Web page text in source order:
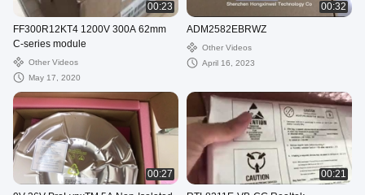
00:23
FF300R12KT4 1200V 300A 62mm
C-series module
Other Videos
May 17, 2020
00:32
ADM2582EBRWZ
Other Videos
April 16, 2023
00:27
00:21